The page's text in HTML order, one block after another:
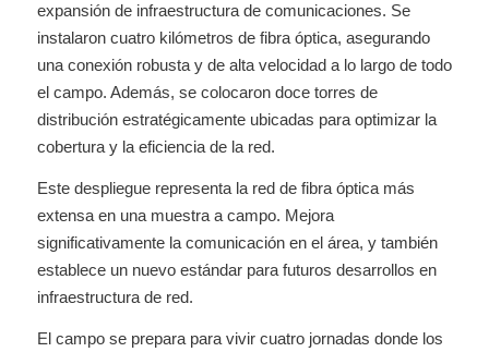
expansión de infraestructura de comunicaciones. Se
instalaron cuatro kilómetros de fibra óptica, asegurando
una conexión robusta y de alta velocidad a lo largo de todo
el campo. Además, se colocaron doce torres de
distribución estratégicamente ubicadas para optimizar la
cobertura y la eficiencia de la red.
Este despliegue representa la red de fibra óptica más
extensa en una muestra a campo. Mejora
significativamente la comunicación en el área, y también
establece un nuevo estándar para futuros desarrollos en
infraestructura de red.
El campo se prepara para vivir cuatro jornadas donde los